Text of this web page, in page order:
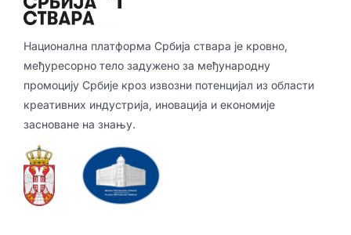
Национална платформа Србија ствара је кровно,
међуресорно тело задужено за међународну
промоцију Србије кроз извозни потенцијал из области
креативних индустрија, иновација и економије
засноване на знању.